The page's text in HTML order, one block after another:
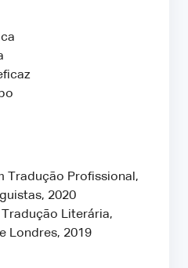
Tradução Profissional,
2020
Literária,
Londres, 2019